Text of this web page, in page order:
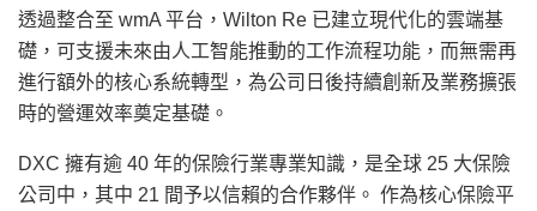
透過整合至 wmA 平台，Wilton Re 已建立現代化的雲端基
礎，可支援未來由人工智能推動的工作流程功能，而無需再
進行額外的核心系統轉型，為公司日後持續創新及業務擴張
時的營運效率奠定基礎。
DXC 擁有逾 40 年的保險行業專業知識，是全球 25 大保險
公司中，其中 21 間予以信賴的合作夥伴。 作為核心保險平